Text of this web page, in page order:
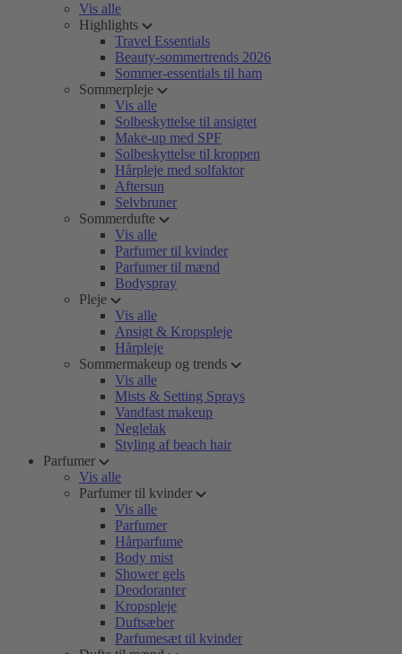
Vis alle
Highlights
Travel Essentials
Beauty-sommertrends 2026
Sommer-essentials til ham
Sommerpleje
Vis alle
Solbeskyttelse til ansigtet
Make-up med SPF
Solbeskyttelse til kroppen
Hårpleje med solfaktor
Aftersun
Selvbruner
Sommerdufte
Vis alle
Parfumer til kvinder
Parfumer til mænd
Bodyspray
Pleje
Vis alle
Ansigt & Kropspleje
Hårpleje
Sommermakeup og trends
Vis alle
Mists & Setting Sprays
Vandfast makeup
Neglelak
Styling af beach hair
Parfumer
Vis alle
Parfumer til kvinder
Vis alle
Parfumer
Hårparfume
Body mist
Shower gels
Deodoranter
Kropspleje
Duftsæber
Parfumesæt til kvinder